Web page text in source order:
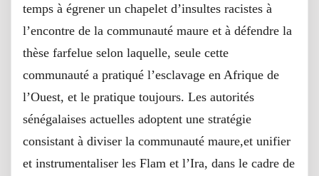
temps à égrener un chapelet d’insultes racistes à
l’encontre de la communauté maure et à défendre la
thèse farfelue selon laquelle, seule cette
communauté a pratiqué l’esclavage en Afrique de
l’Ouest, et le pratique toujours. Les autorités
sénégalaises actuelles adoptent une stratégie
consistant à diviser la communauté maure,et unifier
et instrumentaliser les Flam et l’Ira, dans le cadre de